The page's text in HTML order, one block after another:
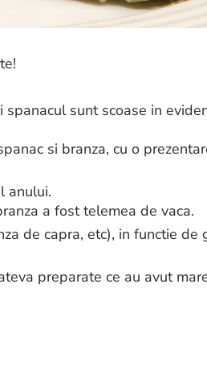
sunt scoase in
si branza, cu o
anului.
a fost telemea de vaca.
de capra, etc), in functie de
preparate ce au avut